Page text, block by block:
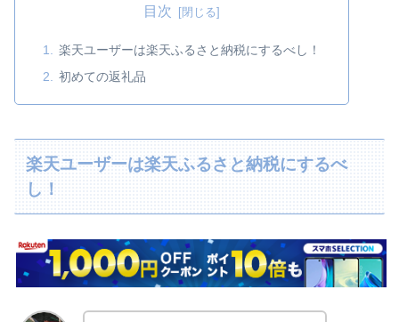
目次
楽天ユーザーは楽天ふるさと納税にするべし！
初めての返礼品
楽天ユーザーは楽天ふるさと納税にするべ
し！